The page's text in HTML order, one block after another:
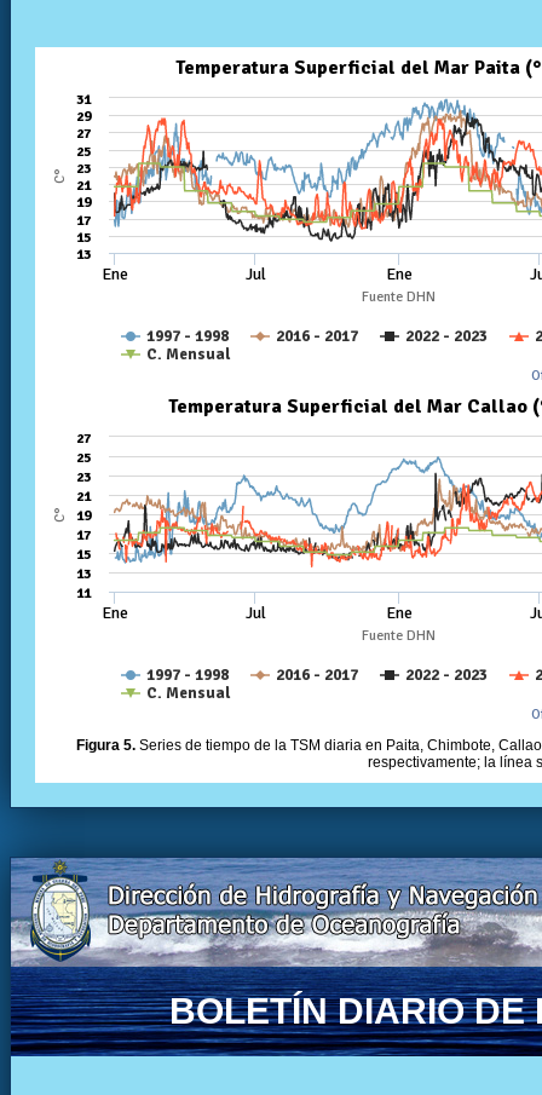
Figura 5. Series de tiempo de la TSM diaria en Paita, Chimbote,
respectivamente; la línea
BOLETÍN DIARIO DE